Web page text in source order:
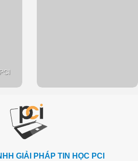
GIẢI PHÁP TIN HỌC PCI